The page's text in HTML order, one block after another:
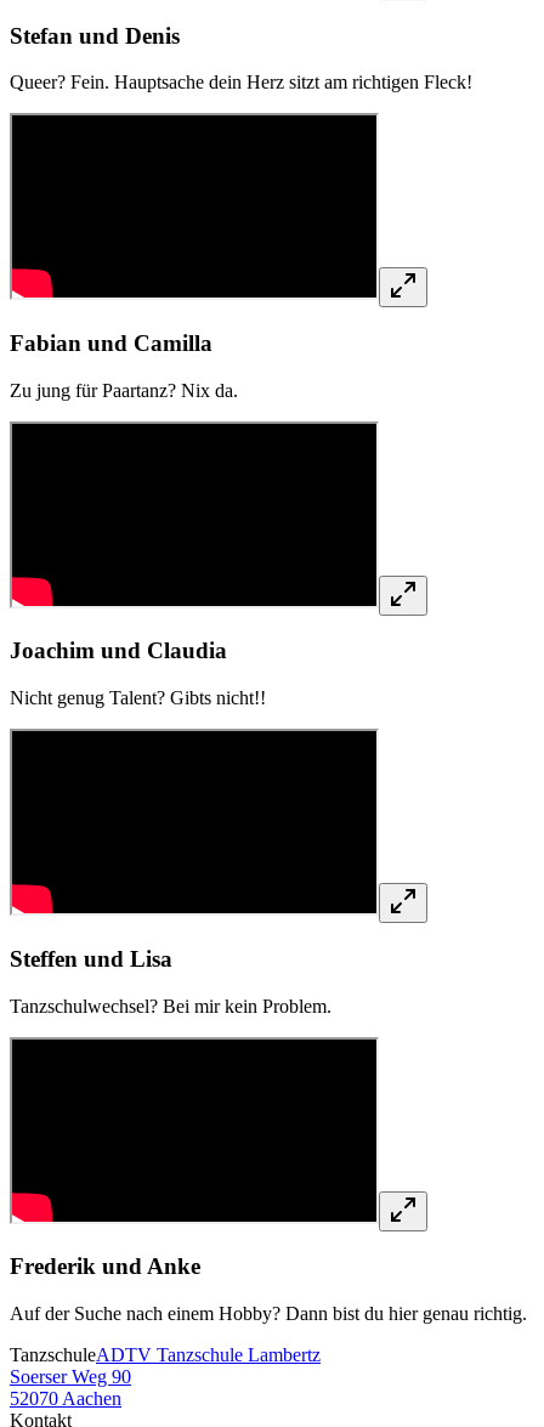
Stefan und Denis
Queer? Fein. Hauptsache dein Herz sitzt am richtigen Fleck!
Fabian und Camilla
Zu jung für Paartanz? Nix da.
Joachim und Claudia
Nicht genug Talent? Gibts nicht!!
Steffen und Lisa
Tanzschulwechsel? Bei mir kein Problem.
Frederik und Anke
Auf der Suche nach einem Hobby? Dann bist du hier genau richtig.
TanzschuleADTV Tanzschule Lambertz
Soerser Weg 90
52070 Aachen
Kontakt